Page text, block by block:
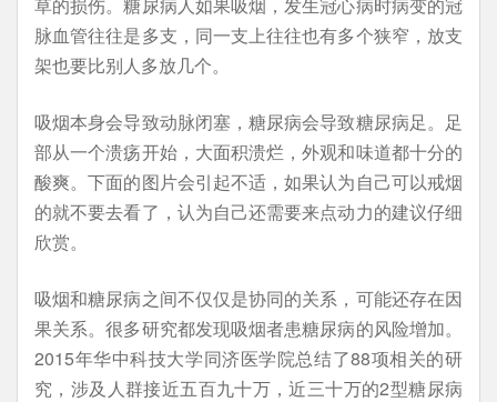
脉血管往往是多支，同一支上往往也有多个狭窄，放支
架也要比别人多放几个。
吸烟本身会导致动脉闭塞，糖尿病会导致糖尿病足。足
部从一个溃疡开始，大面积溃烂，外观和味道都十分的
酸爽。下面的图片会引起不适，如果认为自己可以戒烟
的就不要去看了，认为自己还需要来点动力的建议仔细
欣赏。
吸烟和糖尿病之间不仅仅是协同的关系，可能还存在因
果关系。很多研究都发现吸烟者患糖尿病的风险增加。
2015年华中科技大学同济医学院总结了88项相关的研
究，涉及人群接近五百九十万，近三十万的2型糖尿病